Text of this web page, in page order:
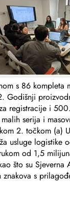
s 86 kompleta
Godišnji
registracije i
serija i
2. točkom (a)
usluge logistike
od 1,5
što su Sjeverna
s